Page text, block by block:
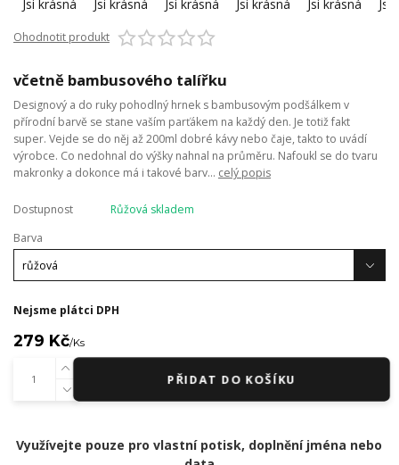
Ohodnotit produkt
včetně bambusového talířku
Designový a do ruky pohodlný hrnek s bambusovým podšálkem v
přírodní barvě se stane vaším parťákem na každý den. Je totiž fakt
super. Vejde se do něj až 200ml dobré kávy nebo čaje, takto to uvádí
výrobce. Co nedohnal do výšky nahnal na průměru. Nafoukl se do tvaru
makronky a dokonce má i takové barv... celý popis
Dostupnost
Růžová skladem
Barva
Nejsme plátci DPH
279 Kč/Ks
PŘIDAT DO KOŠÍKU
Využívejte pouze pro vlastní potisk, doplnění jména nebo